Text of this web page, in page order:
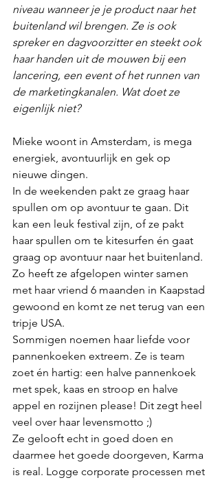
niveau wanneer je je product naar het
buitenland wil brengen. Ze is ook
spreker en dagvoorzitter en steekt ook
haar handen uit de mouwen bij een
lancering, een event of het runnen van
de marketingkanalen. Wat doet ze
eigenlijk niet?
Mieke woont in Amsterdam, is mega
energiek, avontuurlijk en gek op
nieuwe dingen.
In de weekenden pakt ze graag haar
spullen om op avontuur te gaan. Dit
kan een leuk festival zijn, of ze pakt
haar spullen om te kitesurfen én gaat
graag op avontuur naar het buitenland.
Zo heeft ze afgelopen winter samen
met haar vriend 6 maanden in Kaapstad
gewoond en komt ze net terug van een
tripje USA.
Sommigen noemen haar liefde voor
pannenkoeken extreem. Ze is team
zoet én hartig: een halve pannenkoek
met spek, kaas en stroop en halve
appel en rozijnen please! Dit zegt heel
veel over haar levensmotto ;)
Ze gelooft echt in goed doen en
daarmee het goede doorgeven, Karma
is real. Logge corporate processen met